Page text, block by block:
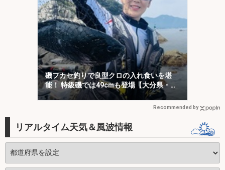
磯フカセ釣りで良型クロの入れ食いを堪
能！ 特級磯では49cmも登場【大分県・鶴
見の磯】
Recommended by
リアルタイム天気＆風波情報